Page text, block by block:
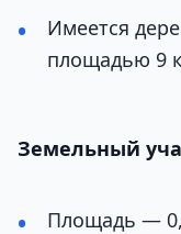
Имеется
площадью 9
Земельный
Площадь —